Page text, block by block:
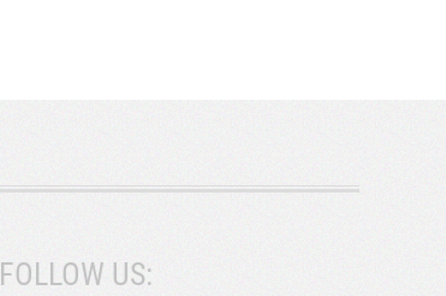
FOLLOW US: